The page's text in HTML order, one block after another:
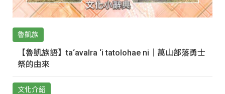
魯凱族
【魯凱族語】ta‘avalra ‘i tatolohae ni｜萬山部落勇士
祭的由來
文化介紹